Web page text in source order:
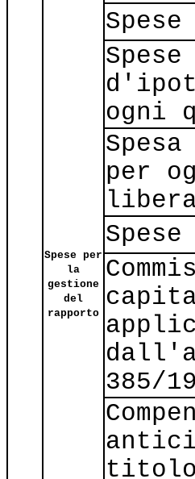
Spese per
la
gestione
del
rapporto
ogni
per
385/
titolo